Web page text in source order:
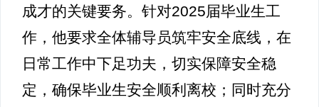
成才的关键要务。针对2025届毕业生工
作，他要求全体辅导员筑牢安全底线，在
日常工作中下足功夫，切实保障安全稳
定，确保毕业生安全顺利离校；同时充分